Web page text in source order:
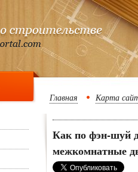
Главная Карта
Как по фэн-шуй
межкомнатные